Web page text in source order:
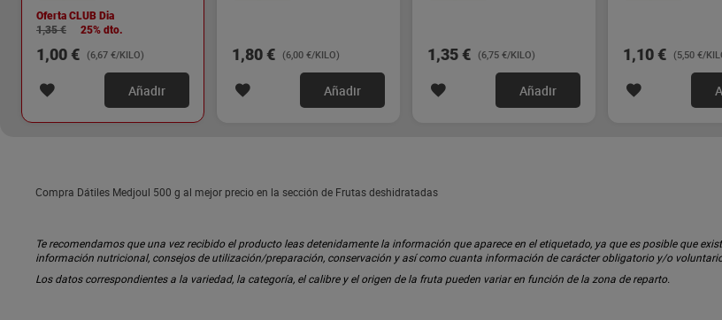
Oferta CLUB Dia
1,35 €
25% dto.
1,00 € (6,67 €/KILO)
Añadir
1,80 € (6,00 €/KILO)
Añadir
1,35 € (6,75 €/KILO)
Añadir
1,10 € (5,50 €/
Compra Dátiles Medjoul 500 g al mejor precio en la sección de Frutas deshidratadas
Te recomendamos que una vez recibido el producto leas detenidamente la información que aparece en el etiquetado, ya que es posible que
información nutricional, consejos de utilización/preparación, conservación y así como cuanta información de carácter obligatorio y/o
Los datos correspondientes a la variedad, la categoría, el calibre y el origen de la fruta pueden variar en función de la zona de reparto.